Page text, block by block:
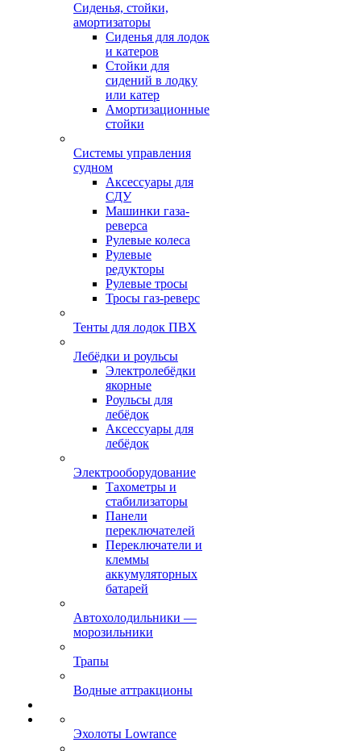
Сиденья, стойки,
амортизаторы
Сиденья для лодок
и катеров
Стойки для
сидений в лодку
или катер
Амортизационные
стойки
Системы управления
судном
Аксессуары для
СДУ
Машинки газа-
реверса
Рулевые колеса
Рулевые
редукторы
Рулевые тросы
Тросы газ-реверс
Тенты для лодок ПВХ
Лебёдки и роульсы
Электролебёдки
якорные
Роульсы для
лебёдок
Аксессуары для
лебёдок
Электрооборудование
Тахометры и
стабилизаторы
Панели
переключателей
Переключатели и
клеммы
аккумуляторных
батарей
Автохолодильники —
морозильники
Трапы
Водные аттракционы
Эхолоты Lowrance